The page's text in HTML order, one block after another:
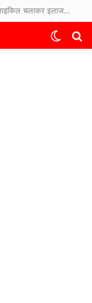
टूटे पैर, बुलंद हौसले! ओडिशा में 250 KM तिपहिया साइकिल चलाकर इलाज कराने अस्पताल पहुंचे 65 साल के बुजुर्ग
Switch